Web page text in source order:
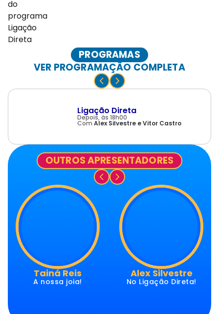
PROGRAMAS
VER PROGRAMAÇÃO COMPLETA
Ligação Direta
Depois, às 18h00
Com Alex Silvestre e Vitor Castro
OUTROS APRESENTADORES
Tainá Reis
A nossa joia!
Alex Silvestre
No Ligação Direta!